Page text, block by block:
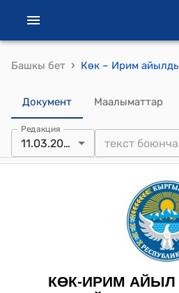
Башкы бет ›
Документ Маалыматтар
Редакция
11.03.2023